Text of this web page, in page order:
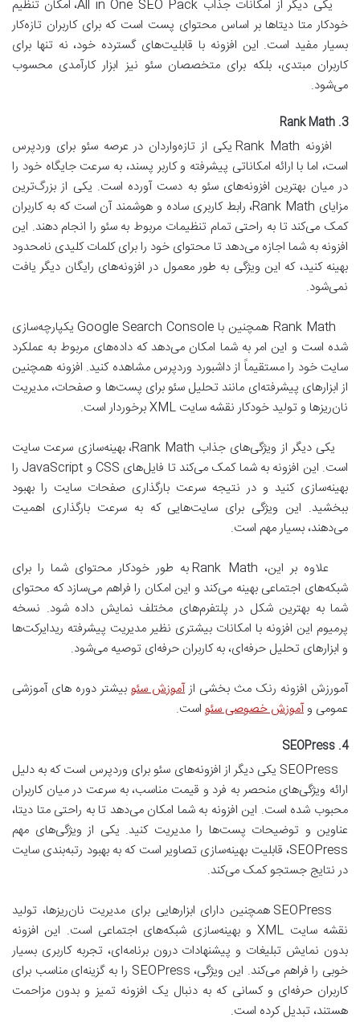
یکی دیگر از امکانات جذاب All in One SEO Pack، امکان تنظیم
خودکار متا دیتاها بر اساس محتوای پست است که برای کاربران تازه‌کار
بسیار مفید است. این افزونه با قابلیت‌های گسترده خود، نه تنها برای
کاربران مبتدی، بلکه برای متخصصان سئو نیز ابزار کارآمدی محسوب
می‌شود.
3. Rank Math
افزونه Rank Math یکی از تازه‌واردان در عرصه سئو برای وردپرس
است، اما با ارائه امکاناتی پیشرفته و کاربر پسند، به سرعت جایگاه خود را
در میان بهترین افزونه‌های سئو به دست آورده است. یکی از بزرگ‌ترین
مزایای Rank Math، رابط کاربری ساده و هوشمند آن است که به کاربران
کمک می‌کند تا به راحتی تمام تنظیمات مربوط به سئو را انجام دهند. این
افزونه به شما اجازه می‌دهد تا محتوای خود را برای کلمات کلیدی نامحدود
بهینه کنید، که این ویژگی به طور معمول در افزونه‌های رایگان دیگر یافت
نمی‌شود.
Rank Math همچنین با Google Search Console یکپارچه‌سازی
شده است و این امر به شما امکان می‌دهد که داده‌های مربوط به عملکرد
سایت خود را مستقیماً از داشبورد وردپرس مشاهده کنید. افزونه همچنین
از ابزارهای پیشرفته‌ای مانند تحلیل سئو برای پست‌ها و صفحات، مدیریت
نان‌ریزها و تولید خودکار نقشه سایت XML برخوردار است.
یکی دیگر از ویژگی‌های جذاب Rank Math، بهینه‌سازی سرعت سایت
است. این افزونه به شما کمک می‌کند تا فایل‌های CSS و JavaScript را
بهینه‌سازی کنید و در نتیجه سرعت بارگذاری صفحات سایت را بهبود
ببخشید. این ویژگی برای سایت‌هایی که به سرعت بارگذاری اهمیت
می‌دهند، بسیار مهم است.
علاوه بر این، Rank Math به طور خودکار محتوای شما را برای
شبکه‌های اجتماعی بهینه می‌کند و این امکان را فراهم می‌سازد که محتوای
شما به بهترین شکل در پلتفرم‌های مختلف نمایش داده شود. نسخه
پرمیوم این افزونه با امکانات بیشتری نظیر مدیریت پیشرفته ریدایرکت‌ها
و ابزارهای تحلیل حرفه‌ای، به کاربران حرفه‌ای توصیه می‌شود.
آمورزش افزونه رنک مث بخشی ازآموزش سئو بیشتر دوره های آموزشی
عمومی وآموزش خصوصی سئو است.
4. SEOPress
SEOPress یکی دیگر از افزونه‌های سئو برای وردپرس است که به دلیل
ارائه ویژگی‌های منحصر به فرد و قیمت مناسب، به سرعت در میان کاربران
محبوب شده است. این افزونه به شما امکان می‌دهد تا به راحتی متا دیتا،
عناوین و توضیحات پست‌ها را مدیریت کنید. یکی از ویژگی‌های مهم
SEOPress، قابلیت بهینه‌سازی تصاویر است که به بهبود رتبه‌بندی سایت
در نتایج جستجو کمک می‌کند.
SEOPress همچنین دارای ابزارهایی برای مدیریت نان‌ریزها، تولید
نقشه سایت XML و بهینه‌سازی شبکه‌های اجتماعی است. این افزونه
بدون نمایش تبلیغات و پیشنهادات درون برنامه‌ای، تجربه کاربری بسیار
خوبی را فراهم می‌کند. این ویژگی، SEOPress را به گزینه‌ای مناسب برای
کاربران حرفه‌ای و کسانی که به دنبال یک افزونه تمیز و بدون مزاحمت
هستند، تبدیل کرده است.